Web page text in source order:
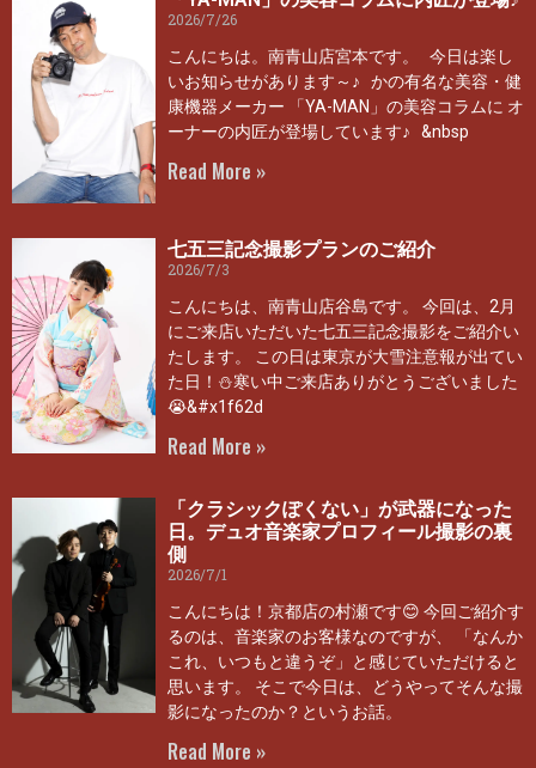
2026/7/26
こんにちは。南青山店宮本です。 今日は楽し
いお知らせがあります～♪ かの有名な美容・健
康機器メーカー 「YA-MAN」の美容コラムに オ
ーナーの内匠が登場しています♪ &nbsp
Read More »
七五三記念撮影プランのご紹介
2026/7/3
こんにちは、南青山店谷島です。 今回は、2月
にご来店いただいた七五三記念撮影をご紹介い
たします。 この日は東京が大雪注意報が出てい
た日！⛄寒い中ご来店ありがとうございました
😭&#x1f62d
Read More »
「クラシックぽくない」が武器になった
日。デュオ音楽家プロフィール撮影の裏
側
2026/7/1
こんにちは！京都店の村瀬です😊 今回ご紹介す
るのは、音楽家のお客様なのですが、 「なんか
これ、いつもと違うぞ」と感じていただけると
思います。 そこで今日は、どうやってそんな撮
影になったのか？というお話。
Read More »